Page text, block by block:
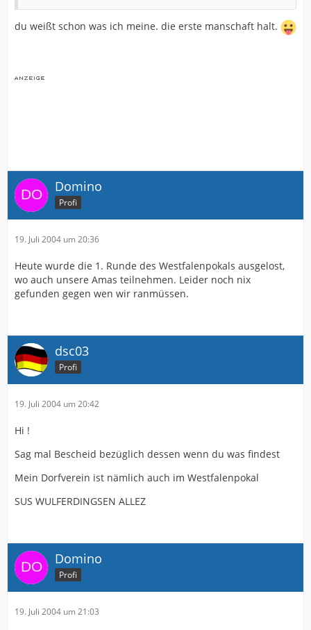
du weißt schon was ich meine. die erste manschaft halt.
Domino
Profi
19. Juli 2004 um 20:36
Heute wurde die 1. Runde des Westfalenpokals ausgelost,
wo auch unsere Amas teilnehmen. Leider noch nix
gefunden gegen wen wir ranmüssen.
dsc03
Profi
19. Juli 2004 um 20:42
Hi !
Sag mal Bescheid bezüglich dessen wenn du was findest
Mein Dorfverein ist nämlich auch im Westfalenpokal
SUS WULFERDINGSEN ALLEZ
Domino
Profi
19. Juli 2004 um 21:03